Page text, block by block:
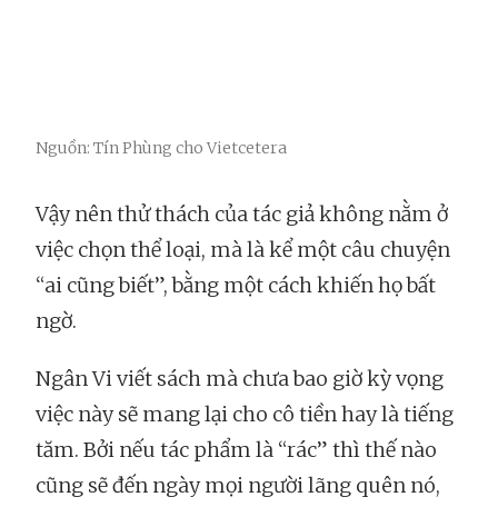
Nguồn: Tín Phùng cho Vietcetera
Vậy nên thử thách của tác giả không nằm ở
việc chọn thể loại, mà là kể một câu chuyện
“ai cũng biết”, bằng một cách khiến họ bất
ngờ.
Ngân Vi viết sách mà chưa bao giờ kỳ vọng
việc này sẽ mang lại cho cô tiền hay là tiếng
tăm. Bởi nếu tác phẩm là “rác” thì thế nào
cũng sẽ đến ngày mọi người lãng quên nó,